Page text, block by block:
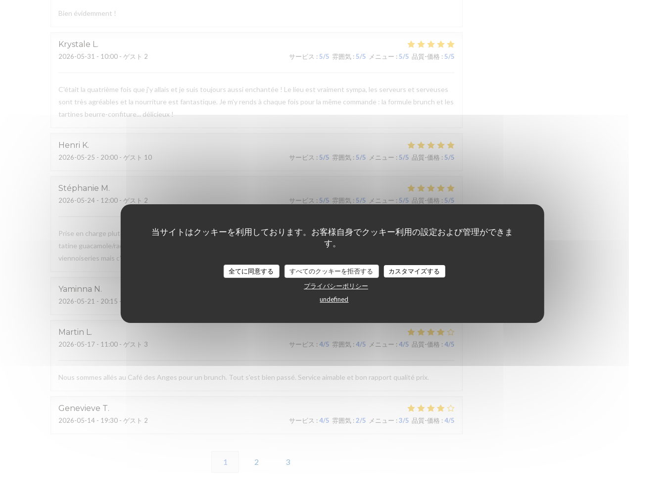
当サイトはクッキーを利用しております。お客様自身でクッキー利用の設定および管理ができま
す。
全てに同意する すべてのクッキーを拒否する
カスタマイズする
プライバシーポリシー
undefined
Bien évidemment !
Krystale L
2026-05-31 - 10:00 - ゲスト 2 サービス : 5/5 雰囲気: 5/5 メニュー : 5/5 品質-価格 : 5/5
C'était la quatrième fois que j'y allais et je suis toujours aussi enchantée ! Le lieu est vraiment sympa, les serveurs et serveuses
sont très agréables et la nourriture est fantastique. Je m'y rends à chaque fois pour la même commande : la formule brunch et les
tartines beurre-confiture... délicieux !
Henri K
2026-05-25 - 20:00 - ゲスト 10 サービス : 5/5 雰囲気: 5/5 メニュー : 5/5 品質-価格 : 5/5
Stéphanie M
2026-05-24 - 12:00 - ゲスト 2 サービス : 5/5 雰囲気 : 5/5 メニュー : 5/5 品質-価格 : 5/5
Prise en charge plutôt rapide (20 mns) de notre commande de brunch qui est complet avec du salé (oeufs brouillés, mini burger,
tatine guacamole/radis, salade) et du sucré (jus d'orange, cake, granola au fromage blanc) avec boisson chaude. Pas de pain ni
viennoiseries mais c'est suffisamment complet et les produits sont très frais!
Yaminna N
2026-05-21 - 20:15 - ゲスト 2 5/5 雰囲気
Martin L
2026-05-17 - 11:00 - ゲスト 3 サービス : 4/5 雰囲気 : 4/5 メニュー : 4/5 品質-価格 : 4/5
Nous sommes allés au Café des Anges pour un brunch. Tout s'est bien passé. Service aimable et bon rapport qualité prix.
Genevieve T
2026-05-14 - 19:30 - ゲスト 2 サービス : 4/5 雰囲気: 2/5 メニュー : 3/5 品質-価格 : 4/5
1 2 3